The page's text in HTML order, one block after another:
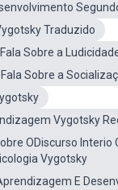
Traduzido
Sobre a
Sobre a
Vygotsky
ODiscurso Interio
Vygotsky
E